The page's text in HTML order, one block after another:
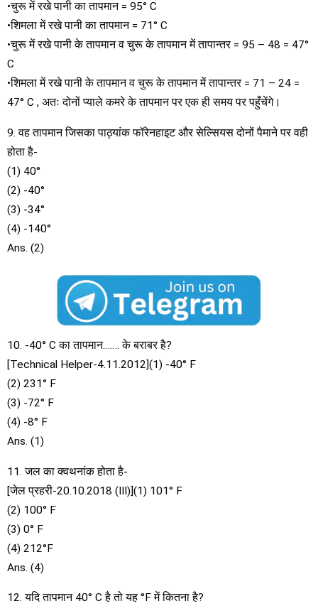
•चुरू में रखे पानी का तापमान = 95° C
•शिमला में रखे पानी का तापमान = 71° C
•चुरू में रखे पानी के तापमान व चुरू के तापमान में तापान्तर = 95 – 48 = 47°
C
•शिमला में रखे पानी के तापमान व चुरू के तापमान में तापान्तर = 71 – 24 =
47° C , अतः दोनों प्याले कमरे के तापमान पर एक ही समय पर पहुँचेंगे।
9. वह तापमान जिसका पाठ्यांक फॉरेनहाइट और सेल्सियस दोनों पैमाने पर वही
होता है-
(1) 40°
(2) -40°
(3) -34°
(4) -140°
Ans. (2)
10. -40° C का तापमान……. के बराबर है?
[Technical Helper-4.11.2012](1) -40° F
(2) 231° F
(3) -72° F
(4) -8° F
Ans. (1)
11. जल का क्वथनांक होता है-
[जेल प्रहरी-20.10.2018 (III)](1) 101° F
(2) 100° F
(3) 0° F
(4) 212°F
Ans. (4)
12. यदि तापमान 40° C है तो यह °F में कितना है?